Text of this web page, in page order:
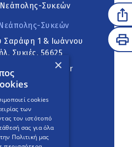
Συκεών
Συκεών
Σαράφη 1 & Ιωάννου
Συκιές, 56625
Version
×
cookies
των
τον ιστότοπό
σας για όλα
Πολιτική μας